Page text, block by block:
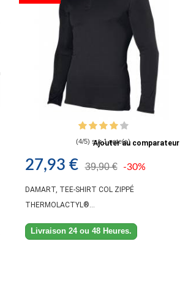
(4/5) sur 1 note(s)
Ajouter au comparateur
27,93 € 39,90 € -30%
DAMART, TEE-SHIRT COL ZIPPÉ
THERMOLACTYL®...
Livraison 24 ou 48 Heures.